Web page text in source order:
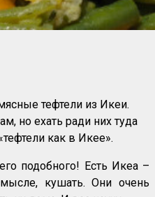
тефтели из Икеи.
но ехать ради них туда
как в Икее».
подобного! Есть Икеа –
кушать. Они очень